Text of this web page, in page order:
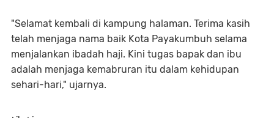
"Selamat kembali di kampung halaman. Terima kasih
telah menjaga nama baik Kota Payakumbuh selama
menjalankan ibadah haji. Kini tugas bapak dan ibu
adalah menjaga kemabruran itu dalam kehidupan
sehari-hari," ujarnya.